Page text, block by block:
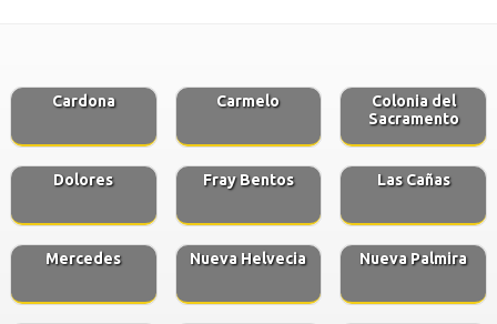
Cardona Carmelo
Colonia del
Sacramento
Dolores Fray Bentos Las Cañas
Mercedes Nueva Helvecia Nueva Palmira